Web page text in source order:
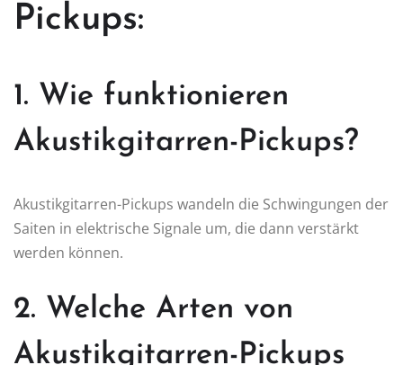
Pickups:
1. Wie funktionieren
Akustikgitarren-Pickups?
Akustikgitarren-Pickups wandeln die Schwingungen der
Saiten in elektrische Signale um, die dann verstärkt
werden können.
2. Welche Arten von
Akustikgitarren-Pickups